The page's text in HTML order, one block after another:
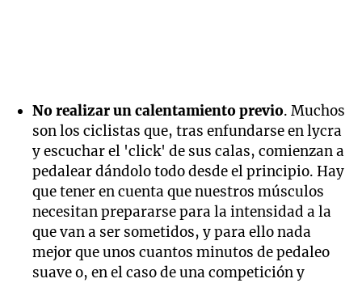
No realizar un calentamiento previo. Muchos
son los ciclistas que, tras enfundarse en lycra
y escuchar el 'click' de sus calas, comienzan a
pedalear dándolo todo desde el principio. Hay
que tener en cuenta que nuestros músculos
necesitan prepararse para la intensidad a la
que van a ser sometidos, y para ello nada
mejor que unos cuantos minutos de pedaleo
suave o, en el caso de una competición y